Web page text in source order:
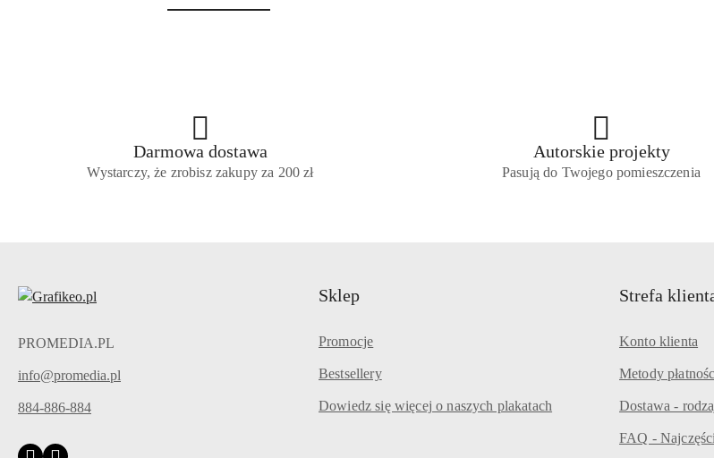
o
o
Darmowa dostawa
Wystarczy, że zrobisz zakupy za 200 zł
Autorskie projekty
Pasują do Twojego pomieszczenia
PROMEDIA.PL
info@promedia.pl
884-886-884
Sklep
Promocje
Bestsellery
Dowiedz się więcej o naszych plakatach
Strefa
Konto klienta
Metody
Dostawa -
FAQ -